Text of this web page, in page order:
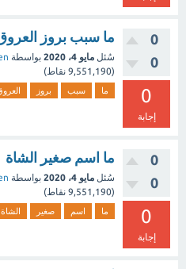
0
0
0
إجابة
ما سبب بروز
سُئل مايو 4، 2020 بواسطة
(
9,551,190 نقاط)
ما سبب بروز
0
0
0
إجابة
ما اسم صغير الشاة
سُئل مايو 4، 2020 بواسطة
(
9,551,190 نقاط)
ما اسم صغير الشاة